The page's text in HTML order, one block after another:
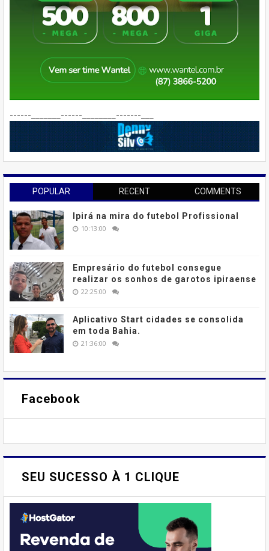
------_______------________-------___
POPULAR RECENT COMMENTS
Ipirá na mira do futebol Profissional
10:13:00
Empresário do futebol consegue
realizar os sonhos de garotos ipiraense
22:25:00
Aplicativo Start cidades se consolida
em toda Bahia.
21:36:00
Facebook
SEU SUCESSO À 1 CLIQUE